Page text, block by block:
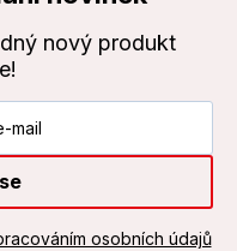
nový produkt
osobních údajů